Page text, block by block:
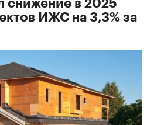
снижение в 2025
ИЖС на 3,3% за